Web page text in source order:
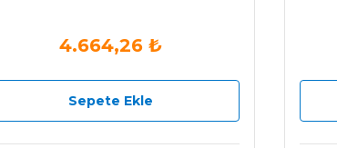
4.664,26 ₺
Sepete Ekle